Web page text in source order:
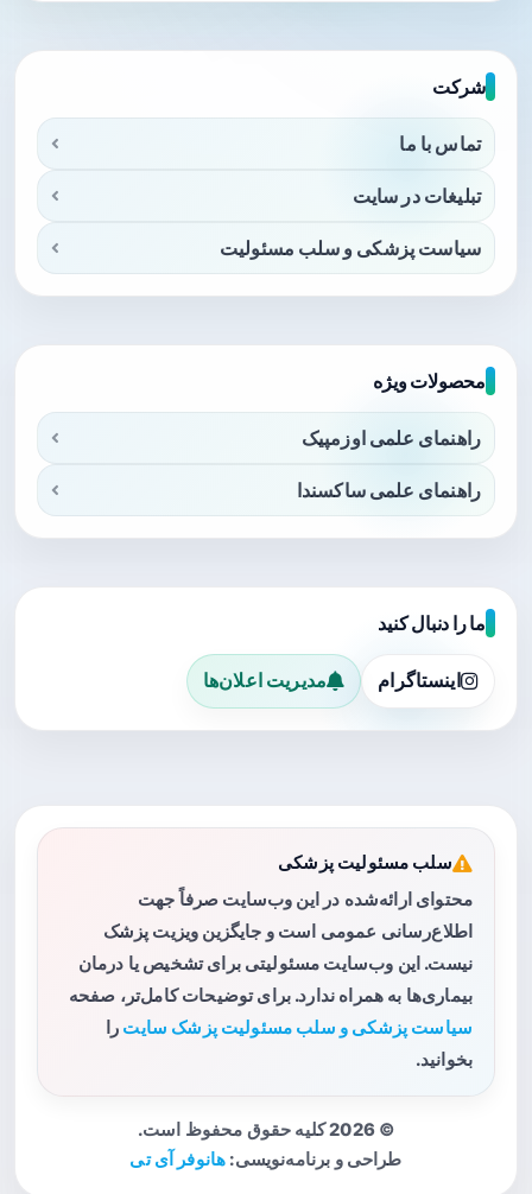
شرکت
تماس با ما
تبلیغات در سایت
سیاست پزشکی و سلب مسئولیت
محصولات ویژه
راهنمای علمی اوزمپیک
راهنمای علمی ساکسندا
ما را دنبال کنید
اینستاگرام مدیریت اعلان‌ها
سلب مسئولیت پزشکی
محتوای ارائه‌شده در این وب‌سایت صرفاً جهت
اطلاع‌رسانی عمومی است و جایگزین ویزیت پزشک
نیست. این وب‌سایت مسئولیتی برای تشخیص یا درمان
بیماری‌ها به همراه ندارد. برای توضیحات کامل‌تر، صفحه
سیاست پزشکی و سلب مسئولیت پزشک سایت را
بخوانید.
© 2026 کلیه حقوق محفوظ است.
طراحی و برنامه‌نویسی: هانوفر آی تی